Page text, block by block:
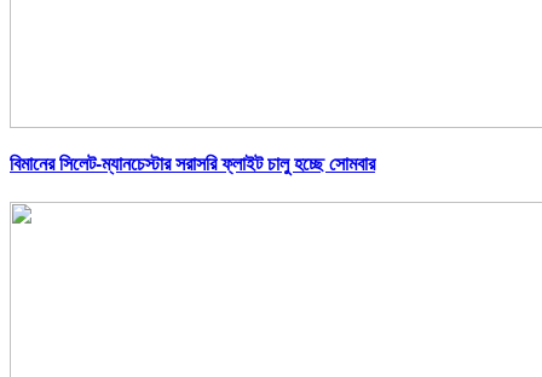
বিমানের সিলেট-ম্যানচেস্টার সরাসরি ফ্লাইট চালু হচ্ছে সোমবার